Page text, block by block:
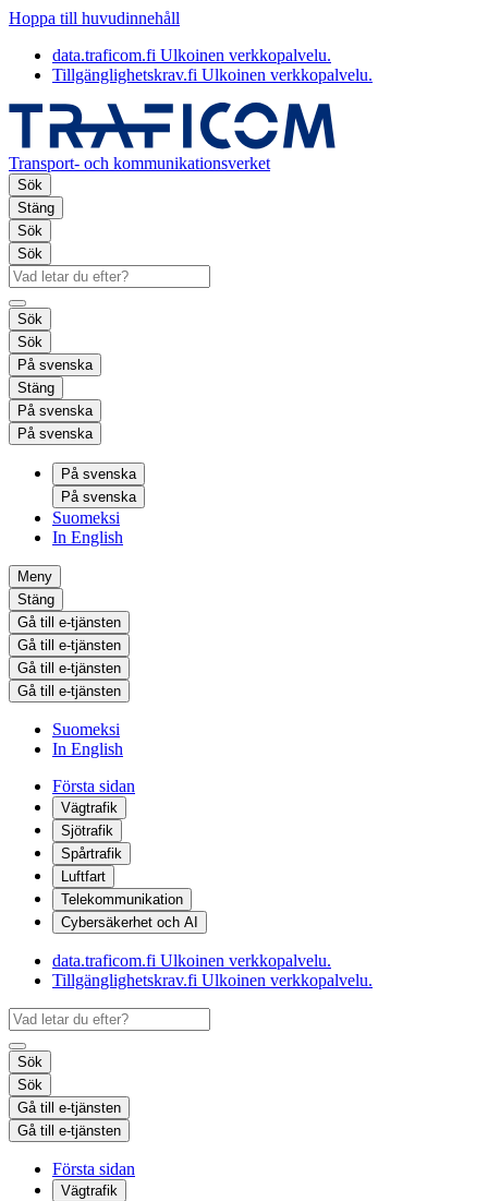
Hoppa till huvudinnehåll
data.traficom.fi Ulkoinen verkkopalvelu.
Tillgänglighetskrav.fi Ulkoinen verkkopalvelu.
Transport- och kommunikationsverket
Sök
Stäng
Sök
Sök
Sök
Sök
På svenska
Stäng
På svenska
På svenska
På svenska
På svenska
Suomeksi
In English
Meny
Stäng
Gå till e-tjänsten
Gå till e-tjänsten
Gå till e-tjänsten
Gå till e-tjänsten
Suomeksi
In English
Första sidan
Vägtrafik
Sjötrafik
Spårtrafik
Luftfart
Telekommunikation
Cybersäkerhet och AI
data.traficom.fi Ulkoinen verkkopalvelu.
Tillgänglighetskrav.fi Ulkoinen verkkopalvelu.
Sök
Sök
Gå till e-tjänsten
Gå till e-tjänsten
Första sidan
Vägtrafik